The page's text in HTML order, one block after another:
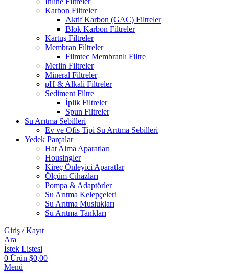
Karbon Filtreler
Aktif Karbon (GAC) Filtreler
Blok Karbon Filtreler
Kartuş Filtreler
Membran Filtreler
Filmtec Membranlı Filtre
Merlin Filtreler
Mineral Filtreler
pH & Alkali Filtreler
Sediment Filtre
İplik Filtreler
Spun Filtreler
Su Arıtma Sebilleri
Ev ve Ofis Tipi Su Arıtma Sebilleri
Yedek Parçalar
Hat Alma Aparatları
Housingler
Kireç Önleyici Aparatlar
Ölçüm Cihazları
Pompa & Adaptörler
Su Arıtma Kelepçeleri
Su Arıtma Muslukları
Su Arıtma Tankları
Giriş / Kayıt
Ara
İstek Listesi
0 Ürün $0,00
Menü